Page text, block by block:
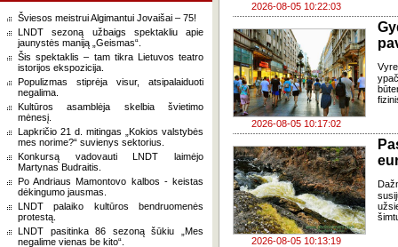
Šviesos meistrui Algimantui Jovaišai – 75!
LNDT sezoną užbaigs spektakliu apie
jaunystės maniją „Geismas“.
Šis spektaklis – tam tikra Lietuvos teatro
istorijos ekspozicija.
Populizmas stiprėja visur, atsipalaiduoti
negalima.
Kultūros asamblėja skelbia švietimo
mėnesį.
Lapkričio 21 d. mitingas „Kokios valstybės
mes norime?“ suvienys sektorius.
Konkursą vadovauti LNDT laimėjo
Martynas Budraitis.
Po Andriaus Mamontovo kalbos - keistas
dėkingumo jausmas.
LNDT palaiko kultūros bendruomenės
protestą.
LNDT pasitinka 86 sezoną šūkiu „Mes
negalime vienas be kito“.
2026-08-05 10:22:03
2026-08-05 10:17:02
2026-08-05 10:13:19